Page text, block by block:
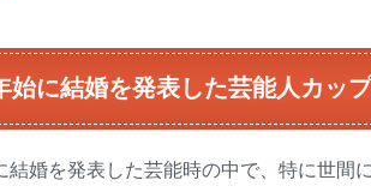
始に結婚を発表した芸能人カッ
結婚を発表した芸能時の中で、特に世間